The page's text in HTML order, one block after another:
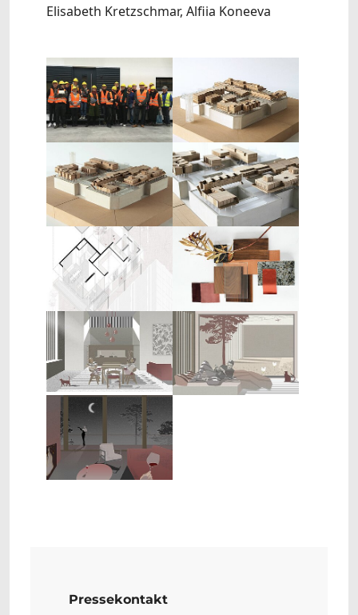
Elisabeth Kretzschmar, Alfiia Koneeva
Show larger version Show larger version
Show larger version Show larger version
Show larger version Show larger version
Show larger version Show larger version
Show larger version
Pressekontakt